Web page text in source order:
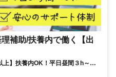
補助/扶養内で働く【出
上】扶養内OK！平日昼間３h～。
♪